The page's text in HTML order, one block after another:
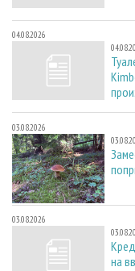
04.08.2026
03.08.2026
03.08.2026
на